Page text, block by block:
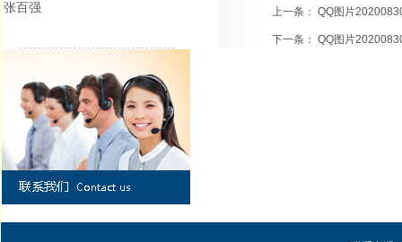
张百强 上一条： QQ图片
下一条： QQ图片